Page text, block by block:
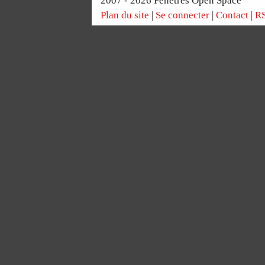
Plan du site | Se connecter| Contact|